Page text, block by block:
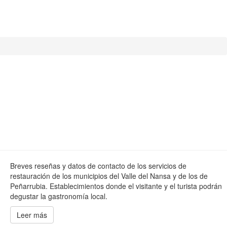
Breves reseñas y datos de contacto de los servicios de
restauración de los municipios del Valle del Nansa y de los de
Peñarrubia. Establecimientos donde el visitante y el turista podrán
degustar la gastronomía local.
Leer más